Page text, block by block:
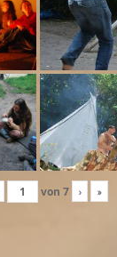
von 7 › »